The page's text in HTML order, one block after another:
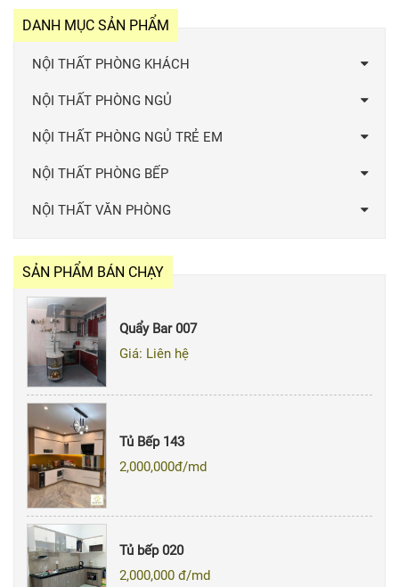
DANH MỤC SẢN PHẨM
NỘI THẤT PHÒNG KHÁCH
NỘI THẤT PHÒNG NGỦ
NỘI THẤT PHÒNG NGỦ TRẺ EM
NỘI THẤT PHÒNG BẾP
NỘI THẤT VĂN PHÒNG
SẢN PHẨM BÁN CHẠY
Quẩy Bar 007
Giá: Liên hệ
Tủ Bếp 143
2,000,000đ/md
Tủ bếp 020
2,000,000đ/md